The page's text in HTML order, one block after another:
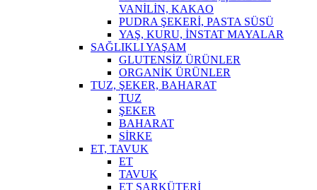
VANİLİN, KAKAO
PUDRA ŞEKERİ, PASTA SÜSÜ
YAŞ, KURU, İNSTAT MAYALAR
SAĞLIKLI YAŞAM
GLUTENSİZ ÜRÜNLER
ORGANİK ÜRÜNLER
TUZ, ŞEKER, BAHARAT
TUZ
ŞEKER
BAHARAT
SİRKE
ET, TAVUK
ET
TAVUK
ET ŞARKÜTERİ